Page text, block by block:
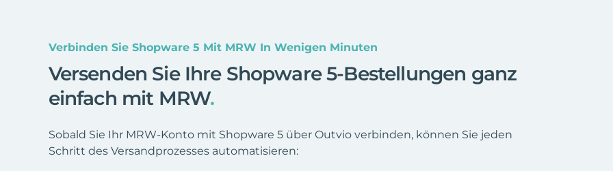
Verbinden Sie Shopware 5 Mit MRW In Wenigen Minuten
Versenden Sie Ihre Shopware 5-Bestellungen ganz
einfach mit MRW.
Sobald Sie Ihr MRW-Konto mit Shopware 5 über Outvio verbinden, können Sie jeden
Schritt des Versandprozesses automatisieren: